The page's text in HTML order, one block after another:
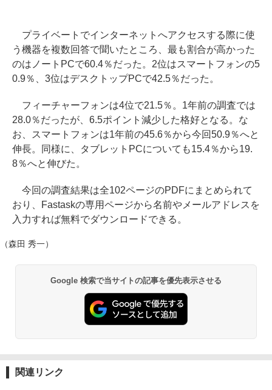
プライベートでインターネットへアクセスする際に使
う機器を複数回答で聞いたところ、最も割合が高かった
のはノートPCで60.4％だった。2位はスマートフォンの5
0.9％、3位はデスクトップPCで42.5％だった。
フィーチャーフォンは4位で21.5％。1年前の調査では
28.0％だったが、6.5ポイント減少した格好となる。な
お、スマートフォンは1年前の45.6％から今回50.9％へと
伸長。同様に、タブレットPCについても15.4％から19.
8％へと伸びた。
今回の調査結果は全102ページのPDFにまとめられて
おり、Fastaskの専用ページから名前やメールアドレスを
入力すれば無料でダウンロードできる。
（森田 秀一）
Google 検索で当サイトの記事を優先表示させる
関連リンク